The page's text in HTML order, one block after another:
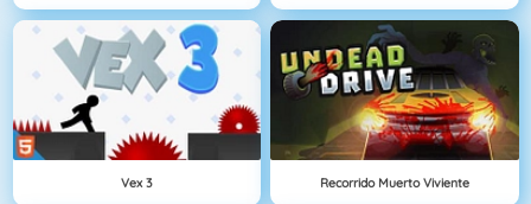
Vex 3 Recorrido Muerto Viviente